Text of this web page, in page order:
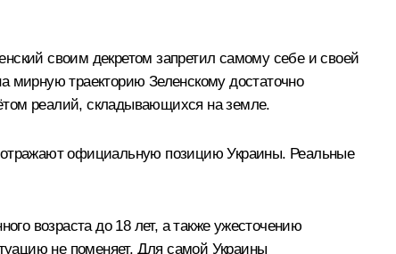
своим декретом запретил самому себе и своей
траекторию Зеленскому достаточно
реалий, складывающихся на земле.
отражают официальную позицию Украины. Реальные
возраста до 18 лет, а также ужесточению
не поменяет. Для самой Украины